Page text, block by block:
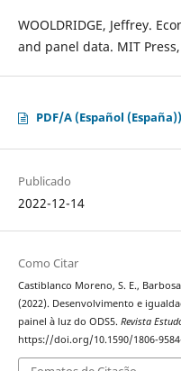
WOOLDRIDGE, Jeffrey.
and panel data. MIT
PDF/A (Español (España))
Publicado
2022-12-14
Como Citar
Castiblanco Moreno, S. E.,
(2022). Desenvolvimento e
painel à luz do ODS5. Revista
https://doi.org/10.1590/1806-